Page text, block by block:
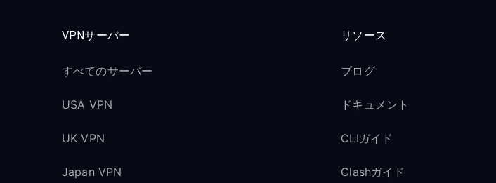
VPNサーバー
すべてのサーバー
USA VPN
UK VPN
Japan VPN
リソース
ブログ
ドキュメント
CLIガイド
Clashガイド